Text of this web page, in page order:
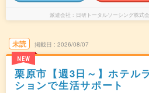
派遣会社 日研トータルソーシング株式
未読
NEW
掲載日 2026/08/07
栗原市【週3日～】ホテル
ションで生活サポート